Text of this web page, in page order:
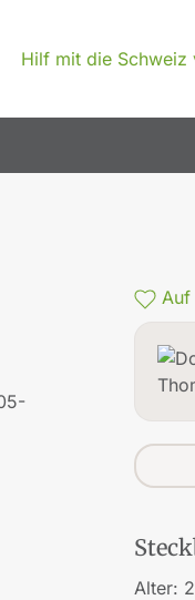
Hilf mit die Schweiz
Auf
Alter: